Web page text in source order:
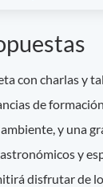
con charlas y
de
y una
y
disfrutar de